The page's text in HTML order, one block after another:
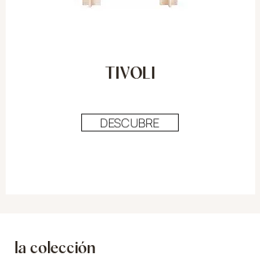
DESCUBRE
TIVOLI
la colección